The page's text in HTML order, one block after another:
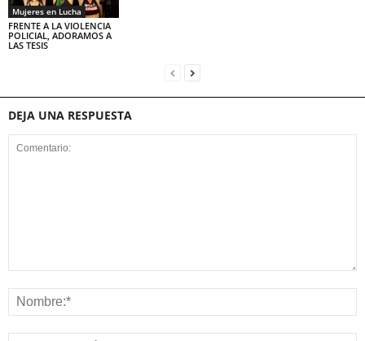
Mujeres en Lucha
FRENTE A LA VIOLENCIA
POLICIAL, ADORAMOS A
LAS TESIS
DEJA UNA RESPUESTA